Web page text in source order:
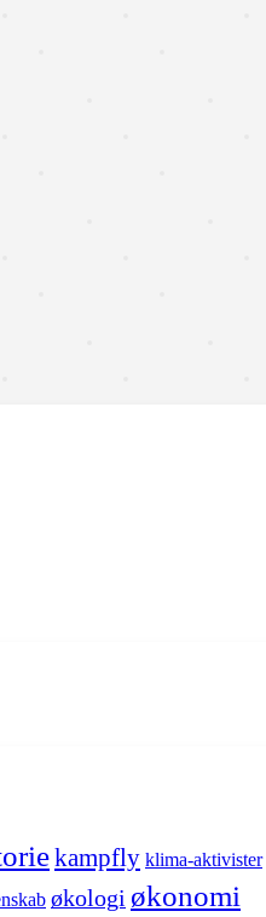
kampfly klima-aktivister
økologi økonomi